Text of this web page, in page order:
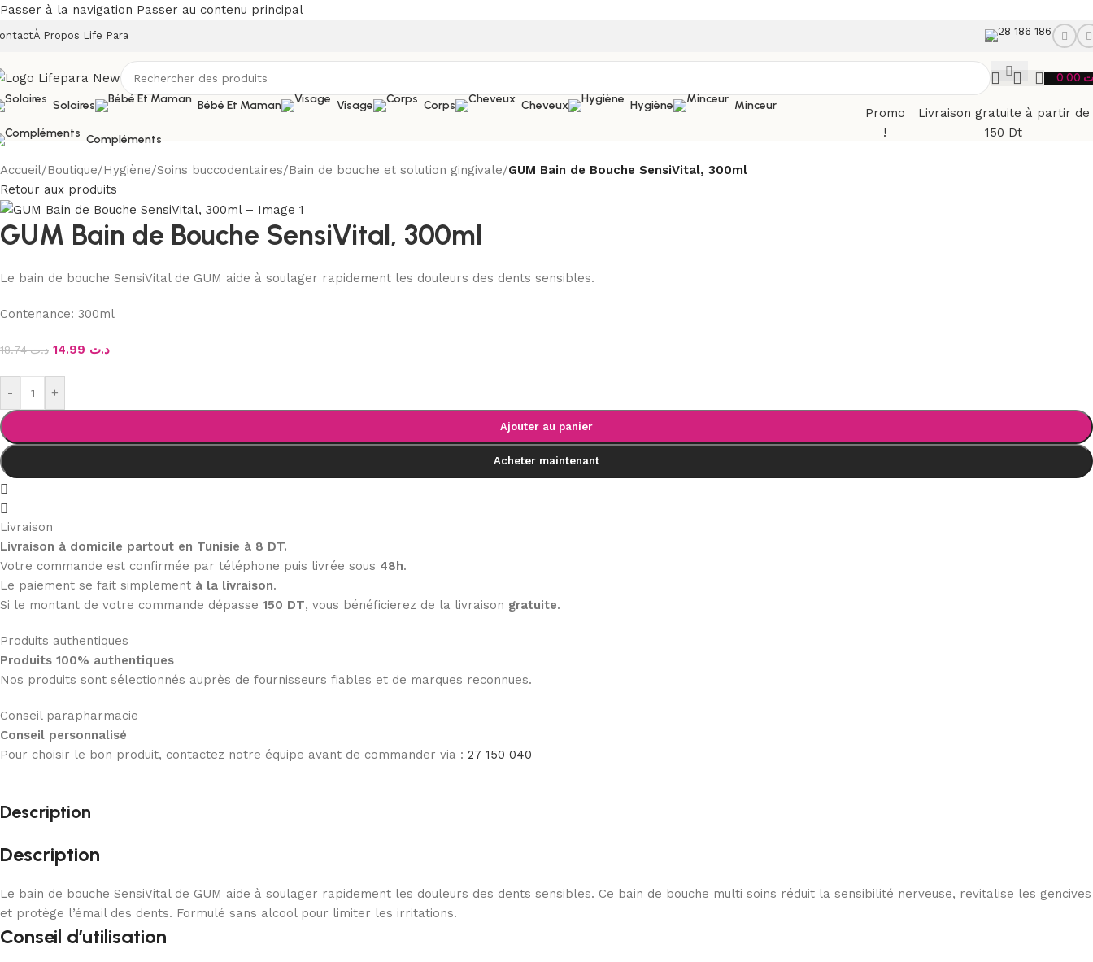
Passer à la navigation Passer au contenu principal
À Propos Life Para 28 186 186
Solaires
Bébé Et Maman Visage Corps Cheveux Hygiène Minceur
Compléments
Promo
!
Livraison gratuite à partir de
150 Dt
Accueil/Boutique/Hygiène/Soins buccodentaires/Bain de bouche et solution gingivale/GUM Bain de Bouche SensiVital, 300ml
Retour aux produits
GUM Bain de Bouche SensiVital, 300ml
Le bain de bouche SensiVital de GUM aide à soulager rapidement les douleurs des dents sensibles.
Contenance: 300ml
د.ت18.74 د.ت
- +
Ajouter au panier
Acheter maintenant
Livraison
Livraison à domicile partout en Tunisie à 8 DT.
Votre commande est confirmée par téléphone puis livrée sous 48h.
Le paiement se fait simplement à la livraison.
Si le montant de votre commande dépasse 150 DT, vous bénéficierez de la livraison gratuite.
Produits authentiques
Produits 100% authentiques
Nos produits sont sélectionnés auprès de fournisseurs fiables et de marques reconnues.
Conseil parapharmacie
Conseil personnalisé
Pour choisir le bon produit, contactez notre équipe avant de commander via : 27 150 040
Description
Description
Le bain de bouche SensiVital de GUM aide à soulager rapidement les douleurs des dents sensibles. Ce bain de bouche multi soins réduit la sensibilité nerveuse, revitalise les gencives
et protège l’émail des dents. Formulé sans alcool pour limiter les irritations.
Conseil d’utilisation